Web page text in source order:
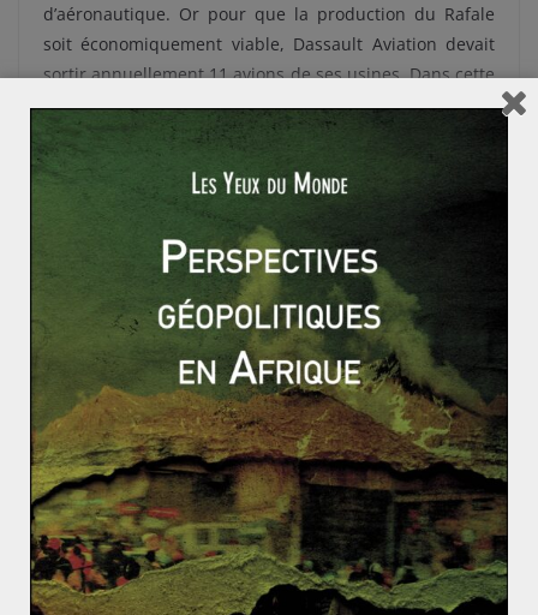
d’aéronautique. Or pour que la production du Rafale
soit économiquement viable, Dassault Aviation devait
sortir annuellement 11 avions de ses usines. Dans cette
relation d’interdépendance qui noue l’Etat et son
complexe militaro-industriel, l’Etat avait passé une
intention de commande de 225 appareils. Aujourd’hui,
l’exportation du Rafale permet donc à l’Etat de se
soulager financièrement puisqu’il n’a plus à supporter
seul le maintien en vie de la ligne de production. A ce
titre, avec 180 avions commandés effectivement, il est
certain que l’Etat français n’atteindra pas son intention
de commande de 225 appareils. Cela lui permet de
dégager des économies sur le budget et de les
réaffecter à d’autres investissements.
L’export d’armes est donc un enjeu économique et
stratégique relativement fragile parce qu’il est encadré
par des contraintes inhérentes à la nature de ce type
de marché. La solution serait-elle de pousser les
exportations le plus haut possible pour aider le
complexe militaro-industriel à se développer ? Non